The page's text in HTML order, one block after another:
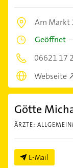
Am Markt
Geöffnet –
06621 17
Webseite
Götte
ÄRZTE:
E-Mail